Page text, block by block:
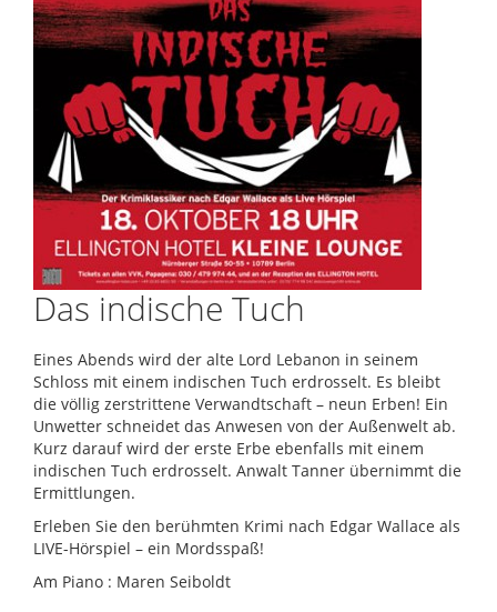
Das indische Tuch
Eines Abends wird der alte Lord Lebanon in seinem
Schloss mit einem indischen Tuch erdrosselt. Es bleibt
die völlig zerstrittene Verwandtschaft – neun Erben! Ein
Unwetter schneidet das Anwesen von der Außenwelt ab.
Kurz darauf wird der erste Erbe ebenfalls mit einem
indischen Tuch erdrosselt. Anwalt Tanner übernimmt die
Ermittlungen.
Erleben Sie den berühmten Krimi nach Edgar Wallace als
LIVE-Hörspiel – ein Mordsspaß!
Am Piano : Maren Seiboldt